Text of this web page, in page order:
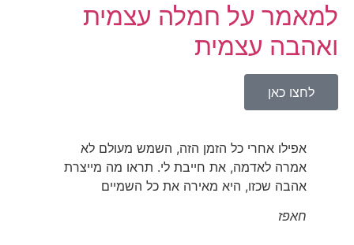
למאמר על חמלה עצמית
ואהבה עצמית
לחצו כאן
אפילו אחרי כל הזמן הזה, השמש מעולם לא
אמרה לאדמה, את חייבת לי. תראו מה מייצרת
אהבה שכזו, היא מאירה את כל השמיים
חאפז